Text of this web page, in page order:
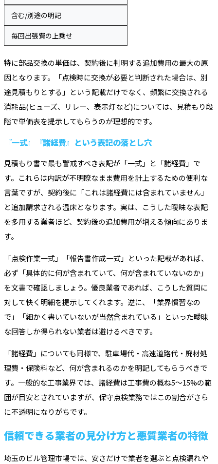
含む/別途の明記
毎回出張費の上乗せ
特に部品交換の単価は、契約後に判明する追加費用の最大の原
因となります。「点検時に交換が必要と判断された場合は、別
途見積もりとする」という記載だけでなく、頻繁に交換される
消耗品(ヒューズ、リレー、表示灯など)については、見積もり段
階で単価表を提示してもらうのが理想的です。
『一式』『諸経費』という表記の落とし穴
見積もり書で最も警戒すべき表記が「一式」と「諸経費」で
す。これらは内訳が不明瞭なまま費用を計上するための便利な
言葉ですが、契約後に「これは諸経費には含まれていません」
と追加請求される温床となります。実は、こうした曖昧な表記
を多用する業者ほど、契約後の追加費用が増える傾向にありま
す。
「点検作業一式」「報告書作成一式」といった記載があれば、
必ず「具体的に何が含まれていて、何が含まれていないのか」
を文書で確認しましょう。優良業者であれば、こうした質問に
対して快く明細を提示してくれます。逆に、「業界慣習なの
で」「細かく書いていないが当然含まれている」といった曖昧
な回答しか得られない業者は避けるべきです。
「諸経費」についても同様で、駐車場代・高速道路代・廃材処
理費・保険料など、何が含まれるのかを明記してもらうべきで
す。一般的な工事業界では、諸経費は工事費の概ね5〜15%の範
囲が目安とされていますが、保守点検業務ではこの割合がさら
に不透明になりがちです。
信頼できる業者の見分け方と悪質業者の特徴
埼玉のビル管理市場では、安さだけで業者を選ぶと点検漏れや